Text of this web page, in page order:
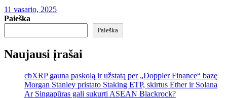
11 vasario, 2025
Paieška
Paieška
Naujausi įrašai
cbXRP gauna paskolą ir užstatą per „Doppler Finance“ bazę
Morgan Stanley pristato Staking ETP, skirtus Ether ir Solana
Ar Singapūras gali sukurti ASEAN Blackrock?